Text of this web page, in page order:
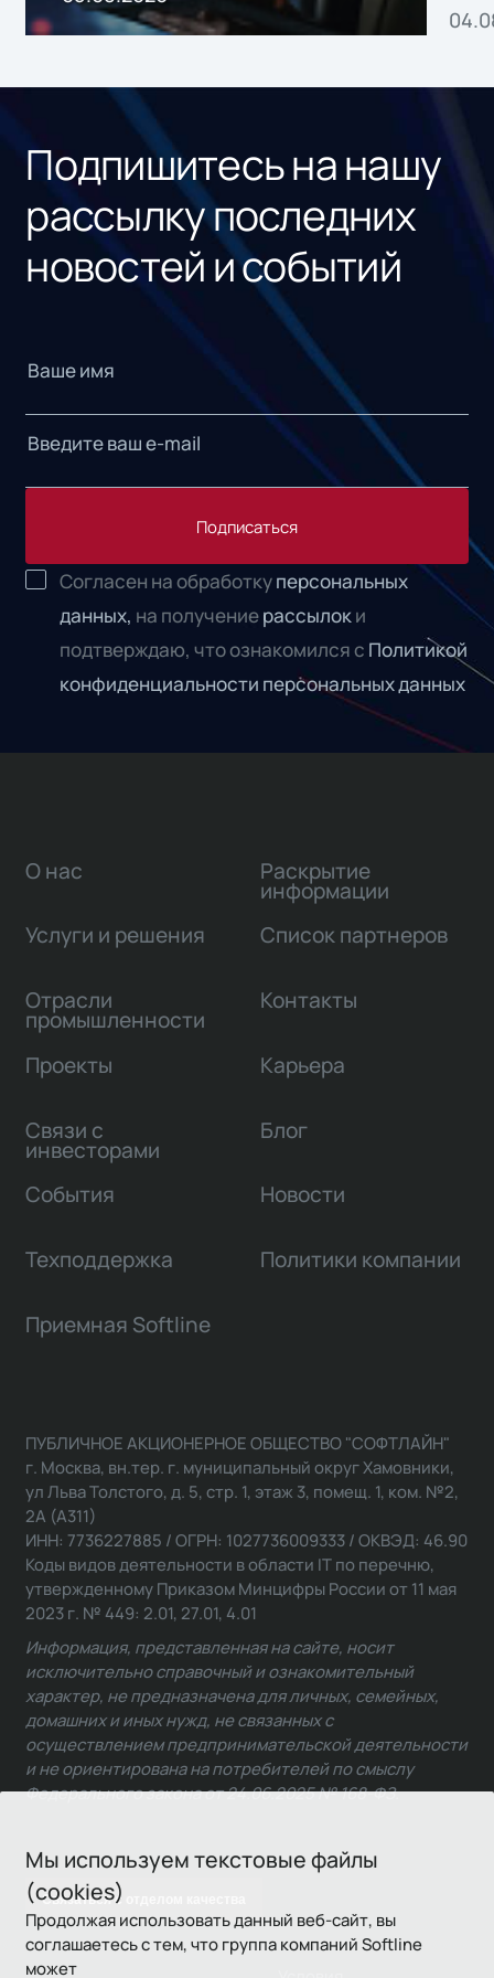
Подпишитесь на нашу
рассылку последних
новостей и событий
Подписаться
Согласен на обработкуперсональных
данных, на получениерассылоки
подтверждаю, что ознакомился с Политикой
конфиденциальности персональных данных
Мы используем текстовые файлы
(cookies)
Продолжая использовать данный веб-сайт, вы
соглашаетесь с тем, что группа компаний Softline
может
О нас
Услуги и решения
Отрасли
промышленности
Проекты
Связи с
инвесторами
Раскрытие
информации
Список партнеров
Контакты
Карьера
Блог
События Новости
Техподдержка Политики компании
Приемная Softline
Связаться с отделом качества
ПУБЛИЧНОЕ АКЦИОНЕРНОЕ ОБЩЕСТВО "СОФТЛАЙН"
г. Москва, вн.тер. г. муниципальный округ Хамовники,
ул Льва Толстого, д. 5, стр. 1, этаж 3, помещ. 1, ком. №2,
2А (А311)
ИНН: 7736227885 / ОГРН: 1027736009333 / ОКВЭД: 46.90
Коды видов деятельности в области IT по перечню,
утвержденному Приказом Минцифры России от 11 мая
2023 г. № 449: 2.01, 27.01, 4.01
Информация, представленная на сайте, носит
исключительно справочный и ознакомительный
характер, не предназначена для личных, семейных,
домашних и иных нужд, не связанных с
осуществлением предпринимательской деятельности
и не ориентирована на потребителей по смыслу
Федерального закона от 24.06.2025 № 168-ФЗ.